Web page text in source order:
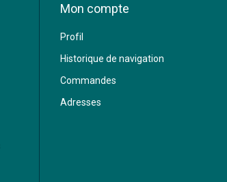
Mon compte
Profil
Historique de navigation
Commandes
Adresses